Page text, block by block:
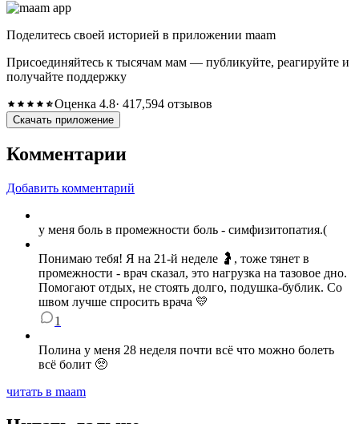
Поделитесь своей историей в приложении maam
Присоединяйтесь к тысячам мам — публикуйте, реагируйте и
получайте поддержку
Оценка 4.8· 417,594 отзывов
Скачать приложение
Комментарии
Добавить комментарий
у меня боль в промежности боль - симфизитопатия.(
Понимаю тебя! Я на 21-й неделе 🤰, тоже тянет в
промежности - врач сказал, это нагрузка на тазовое дно.
Помогают отдых, не стоять долго, подушка‑бублик. Со
швом лучше спросить врача 💛
1
Полина у меня 28 неделя почти всё что можно болеть
всё болит 🥺
читать в maam